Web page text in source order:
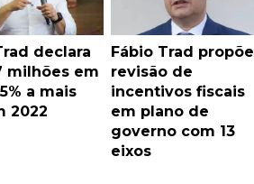
declara
milhões em
a mais
2022
Fábio Trad propõe
revisão de
incentivos fiscais
em plano de
governo com 13
eixos